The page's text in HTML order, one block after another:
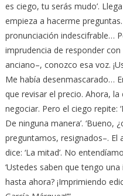
es ciego, tu serás mudo’.
empieza a hacerme
pronunciación indescifrable…
imprudencia de responder con
anciano–, conozco esa voz.
Me había desenmascarado…
que revisar el precio. Ahora,
negociar. Pero el ciego repite:
De ninguna manera’. ‘Bueno,
preguntamos, resignados–. El
dice: ‘La mitad’. No
‘Ustedes saben que tengo
hasta ahora? ¡Imprimiendo